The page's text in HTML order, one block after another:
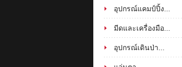
แจ้งชำระเงิน
อุปกรณ์แคมป์ปิ้ง...
มีดและเครื่องมือ...
อุปกรณ์เดินป่า...